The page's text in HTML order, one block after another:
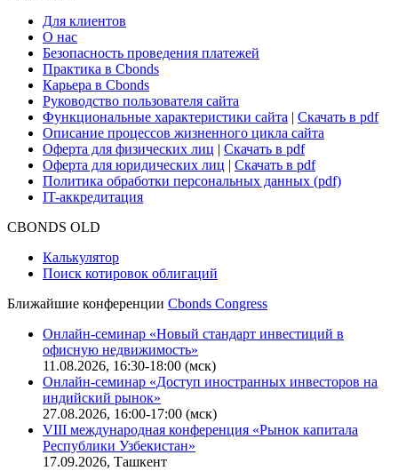
Для клиентов
О нас
Безопасность проведения платежей
Практика в Cbonds
Карьера в Cbonds
Руководство пользователя сайта
Функциональные характеристики сайта | Скачать в pdf
Описание процессов жизненного цикла сайта
Оферта для физических лиц | Скачать в pdf
Оферта для юридических лиц | Скачать в pdf
Политика обработки персональных данных (pdf)
IT-аккредитация
CBONDS OLD
Калькулятор
Поиск котировок облигаций
Ближайшие конференции Cbonds Congress
Онлайн-семинар «Новый стандарт инвестиций в
офисную недвижимость»
11.08.2026, 16:30-18:00 (мск)
Онлайн-семинар «Доступ иностранных инвесторов на
индийский рынок»
27.08.2026, 16:00-17:00 (мск)
VIII международная конференция «Рынок капитала
Республики Узбекистан»
17.09.2026, Ташкент